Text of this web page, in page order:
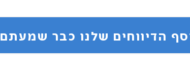
תוסף הדיווחים שלנו כבר שמעתם